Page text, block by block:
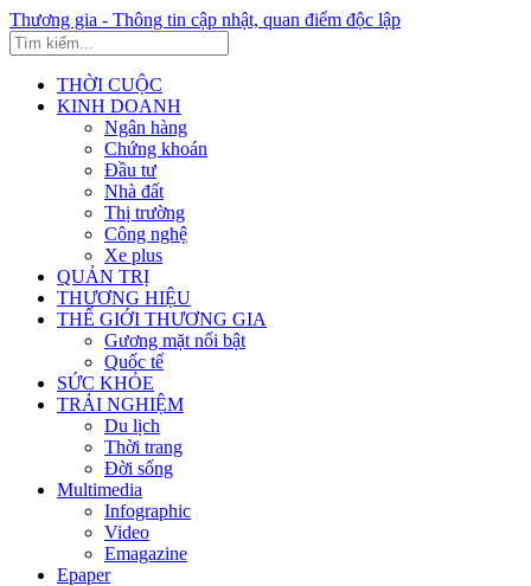
Thương gia - Thông tin cập nhật, quan điểm độc lập
THỜI CUỘC
KINH DOANH
Ngân hàng
Chứng khoán
Đầu tư
Nhà đất
Thị trường
Công nghệ
Xe plus
QUẢN TRỊ
THƯƠNG HIỆU
THẾ GIỚI THƯƠNG GIA
Gương mặt nổi bật
Quốc tế
SỨC KHỎE
TRẢI NGHIỆM
Du lịch
Thời trang
Đời sống
Multimedia
Infographic
Video
Emagazine
Epaper